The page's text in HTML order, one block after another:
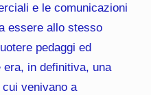
e le comunicazioni
essere allo stesso
pedaggi ed
in definitiva, una
cui venivano a